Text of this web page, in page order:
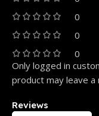
0
0
0
Reviews
Only logged in
product may leave a